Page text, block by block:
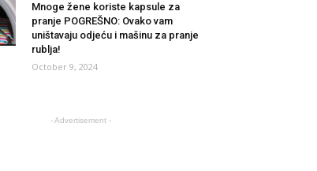
Mnoge žene koriste kapsule za
pranje POGREŠNO: Ovako vam
uništavaju odjeću i mašinu za pranje
rublja!
October 9, 2024
- Advertisement -